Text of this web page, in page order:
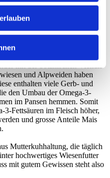
sondern muss aus
im Rindfleisch ist umso höher, je
können. Es konnte
mit der botanischen Vielfalt
und Alpweiden haben
enthalten viele Gerb- und
den Umbau der Omega-3-
im Pansen hemmen. Somit
3-Fettsäuren im Fleisch höher,
und grosse Anteile Mais
Mutterkuhhaltung, die täglich
hochwertiges Wiesenfutter
mit gutem Gewissen steht also